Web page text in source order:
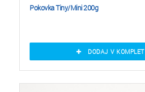
Pokovka Tiny/Mini 200g
DODAJ V KOMPLET